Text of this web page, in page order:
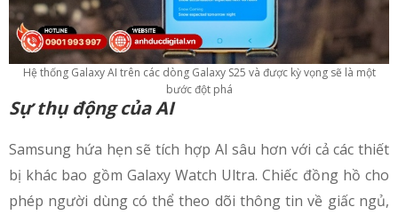
Hệ thống Galaxy AI trên các dòng Galaxy S25 và được kỳ vọng sẽ là một
bước đột phá
Sự thụ động của AI
Samsung hứa hẹn sẽ tích hợp AI sâu hơn với cả các thiết
bị khác bao gồm Galaxy Watch Ultra. Chiếc đồng hồ cho
phép người dùng có thể theo dõi thông tin về giấc ngủ,